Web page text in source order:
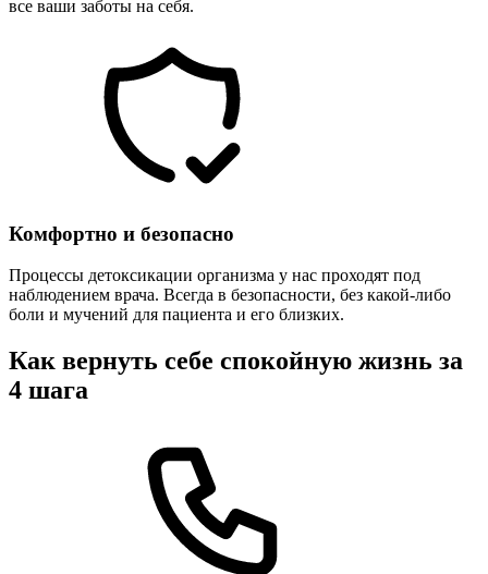
все ваши заботы на себя.
Комфортно и безопасно
Процессы детоксикации организма у нас проходят под
наблюдением врача. Всегда в безопасности, без какой-либо
боли и мучений для пациента и его близких.
Как вернуть себе спокойную жизнь за
4 шага